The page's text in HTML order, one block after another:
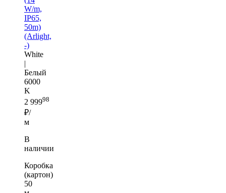
W/m,
IP65,
50m)
(Arlight,
-)
White
|
Белый
6000
K
2 99998
₽/
м
В
наличии
Коробка
(картон)
50